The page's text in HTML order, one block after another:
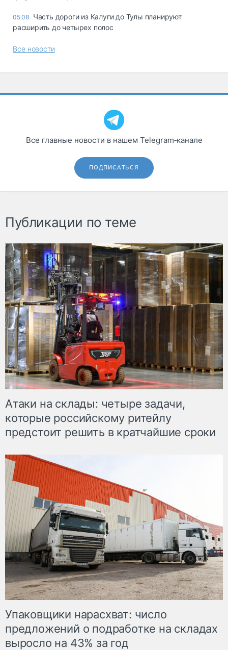
05.08 Часть дороги из Калуги до Тулы планируют
расширить до четырех полос
Все новости
Все главные новости в нашем Telegram‑канале
ПОДПИСАТЬСЯ
Публикации по теме
Атаки на склады: четыре задачи,
которые российскому ритейлу
предстоит решить в кратчайшие сроки
Упаковщики нарасхват: число
предложений о подработке на складах
выросло на 43% за год